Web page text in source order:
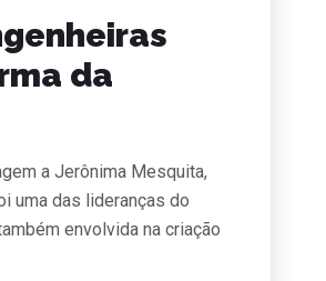
da
a Jerônima Mesquita,
uma das lideranças do
envolvida na criação